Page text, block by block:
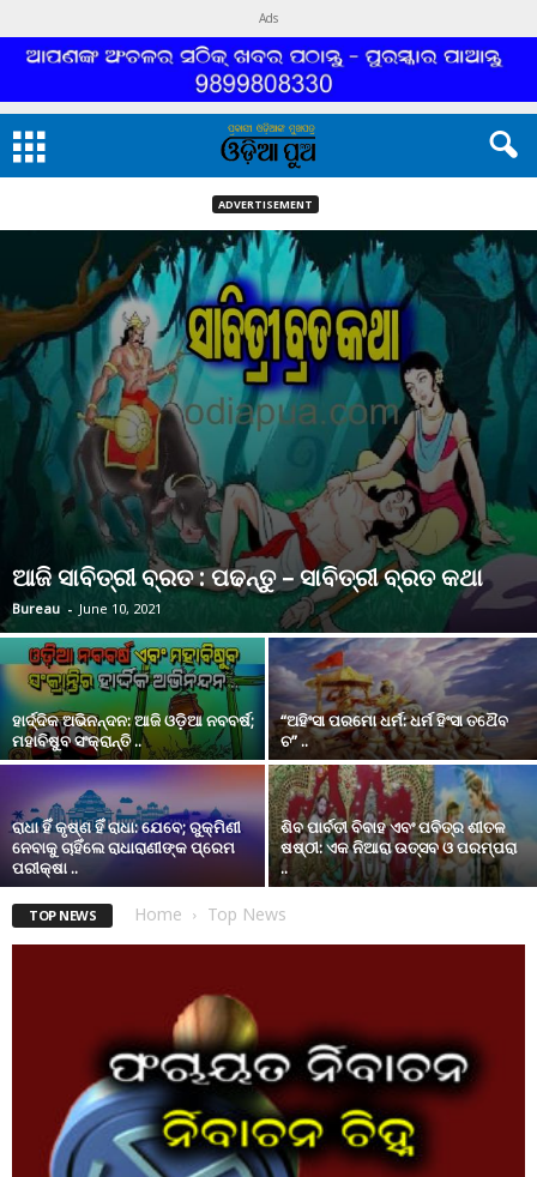
Ads
ADVERTISEMENT
ଆଜି ସାବିତ୍ରୀ ବ୍ରତ : ପଢନ୍ତୁ – ସାବିତ୍ରୀ ବ୍ରତ କଥା
Bureau - June 10, 2021
ହାର୍ଦ୍ଦିକ ଅଭିନନ୍ଦନ: ଆଜି ଓଡ଼ିଆ ନବବର୍ଷ;
ମହାବିଷୁବ ସଂକ୍ରାନ୍ତି ..
“ଅହିଂସା ପରମୋ ଧର୍ମ: ଧର୍ମ ହିଂସା ତଥୈବ
ଚ” ..
ରାଧା ହିଁ କୃଷ୍ଣ ହିଁ ରାଧା: ଯେବେ; ରୁକ୍ମିଣୀ
ନେବାକୁ ଚାହିଁଲେ ରାଧାରାଣୀଙ୍କ ପ୍ରେମ
ପରୀକ୍ଷା ..
ଶିବ ପାର୍ବତୀ ବିବାହ ଏବଂ ପବିତ୍ର ଶୀତଳ
ଷଷ୍ଠୀ: ଏକ ନିଆରା ଉତ୍ସବ ଓ ପରମ୍ପରା
..
TOP NEWS Home Top News